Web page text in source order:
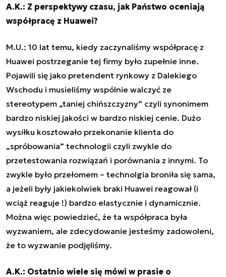
A.K.: Z perspektywy czasu, jak Państwo oceniają
współpracę z Huawei?
M.U.: 10 lat temu, kiedy zaczynaliśmy współpracę z
Huawei postrzeganie tej firmy było zupełnie inne.
Pojawili się jako pretendent rynkowy z Dalekiego
Wschodu i musieliśmy wspólnie walczyć ze
stereotypem „taniej chińszczyzny” czyli synonimem
bardzo niskiej jakości w bardzo niskiej cenie. Dużo
wysiłku kosztowało przekonanie klienta do
„spróbowania” technologii czyli zwykle do
przetestowania rozwiązań i porównania z innymi. To
zwykle było przełomem – technolgia broniła się sama,
a jeżeli były jakiekolwiek braki Huawei reagował (i
wciąż reaguje !) bardzo elastycznie i dynamicznie.
Można więc powiedzieć, że ta współpraca była
wyzwaniem, ale zdecydowanie jesteśmy zadowoleni,
że to wyzwanie podjęliśmy.
A.K.: Ostatnio wiele się mówi w prasie o